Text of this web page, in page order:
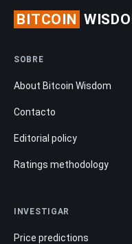
BITCOIN
SOBRE
About Bitcoin Wisdom
Contacto
Editorial policy
Ratings methodology
INVESTIGAR
Price predictions